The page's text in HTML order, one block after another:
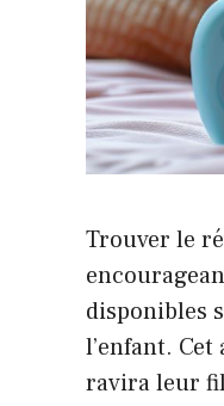
Trouver le
disponibles
l’enfant.
ravira leur